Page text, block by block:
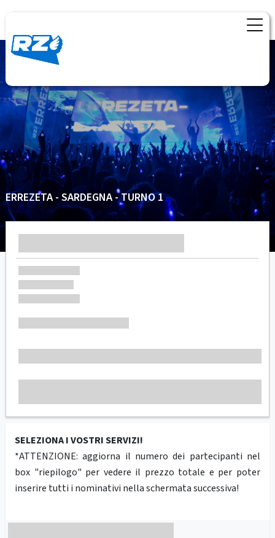
ERREZETA - SARDEGNA - TURNO 1
SELEZIONA I VOSTRI SERVIZI!
*ATTENZIONE: aggiorna il numero dei partecipanti nel
box "riepilogo" per vedere il prezzo totale e per poter
inserire tutti i nominativi nella schermata successiva!